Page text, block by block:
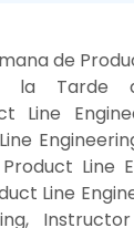
de
la Tarde
Line
Line
Line